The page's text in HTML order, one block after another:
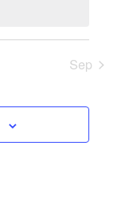
Sep